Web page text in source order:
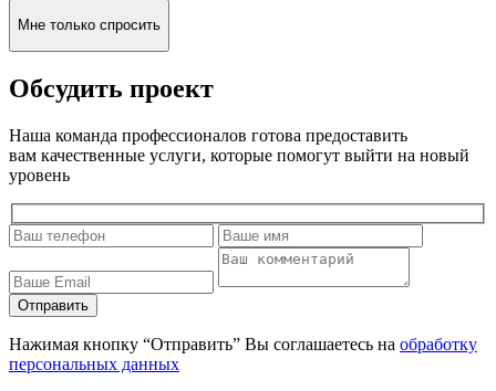
Мне только спросить
Обсудить проект
Наша команда профессионалов готова предоставить
вам качественные услуги, которые помогут выйти на новый
уровень
Отправить
Нажимая кнопку “Отправить” Вы соглашаетесь на обработку
персональных данных